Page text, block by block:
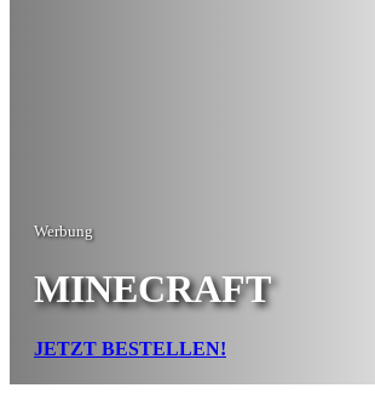
Werbung
MINECRAFT
JETZT BESTELLEN!